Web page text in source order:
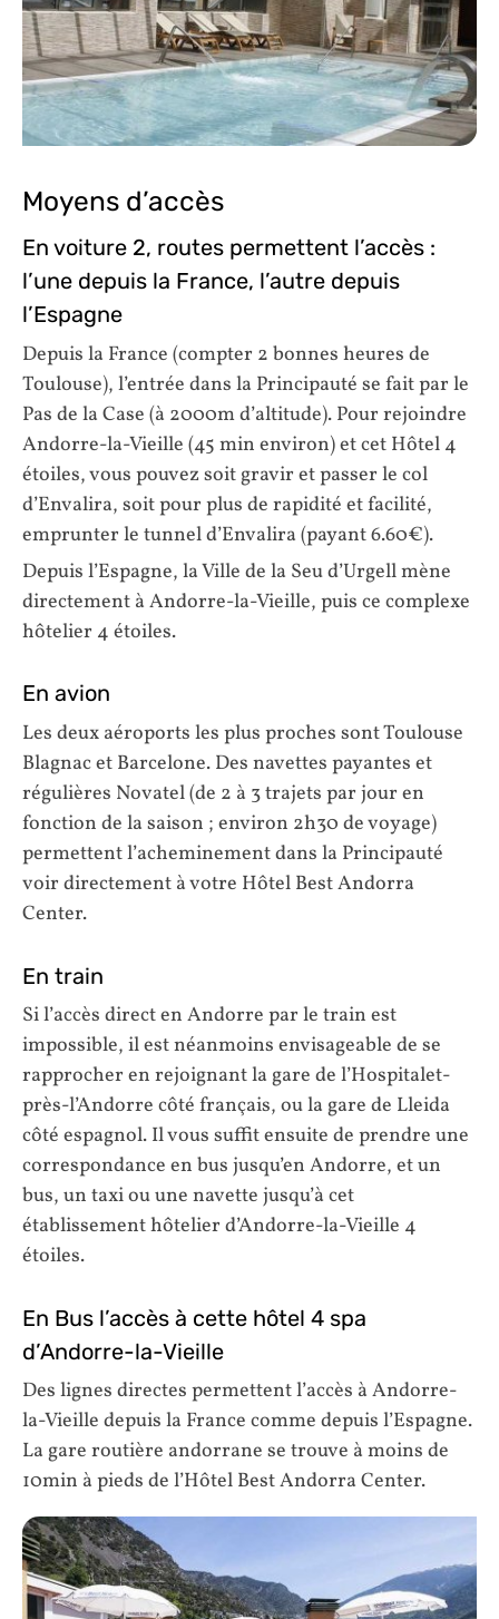
Moyens d’accès
En voiture 2, routes permettent l’accès :
l’une depuis la France, l’autre depuis
l’Espagne
Depuis la France (compter 2 bonnes heures de
Toulouse), l’entrée dans la Principauté se fait par le
Pas de la Case (à 2000m d’altitude). Pour rejoindre
Andorre-la-Vieille (45 min environ) et cet Hôtel 4
étoiles, vous pouvez soit gravir et passer le col
d’Envalira, soit pour plus de rapidité et facilité,
emprunter le tunnel d’Envalira (payant 6.60€).
Depuis l’Espagne, la Ville de la Seu d’Urgell mène
directement à Andorre-la-Vieille, puis ce complexe
hôtelier 4 étoiles.
En avion
Les deux aéroports les plus proches sont Toulouse
Blagnac et Barcelone. Des navettes payantes et
régulières Novatel (de 2 à 3 trajets par jour en
fonction de la saison ; environ 2h30 de voyage)
permettent l’acheminement dans la Principauté
voir directement à votre Hôtel Best Andorra
Center.
En train
Si l’accès direct en Andorre par le train est
impossible, il est néanmoins envisageable de se
rapprocher en rejoignant la gare de l’Hospitalet-
près-l’Andorre côté français, ou la gare de Lleida
côté espagnol. Il vous suffit ensuite de prendre une
correspondance en bus jusqu’en Andorre, et un
bus, un taxi ou une navette jusqu’à cet
établissement hôtelier d’Andorre-la-Vieille 4
étoiles.
En Bus l’accès à cette hôtel 4 spa
d’Andorre-la-Vieille
Des lignes directes permettent l’accès à Andorre-
la-Vieille depuis la France comme depuis l’Espagne.
La gare routière andorrane se trouve à moins de
10min à pieds de l’Hôtel Best Andorra Center.